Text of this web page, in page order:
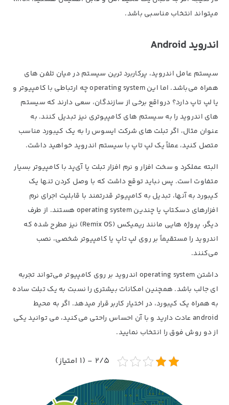
میتواند انتخاب مناسبی باشد.
اندروید Android
سیستم عامل اندروید، پرکاربرد ترین سیستم در میان تلفن های
همراه می‌باشد. اما این operating system چه ارتباطی با کامپیوتر و
یا لپ تاپ دارد؟ درواقع برخی از سازندگان، سعی دارند که سیستم
های اندروید را به سیستم های کامپیوتری نیز تبدیل کنند. به
عنوان مثال، اگر تبلت های شرکت ایسوس را به یک کیبورد مناسب
متصل کنید، عملاً یک لپ تاپ با سیستم اندروید خواهید داشت.
البته عملکرد و سخت افزار و نرم افزار تبلت یا آی‌پد با کامپیوتر بسیار
متفاوت است. پس نباید توقع داشت که با وصل کردن تنها یک
کیبورد به آنها، تبدیل به کامپیوتر قدرتمند با قابلیت اجرای نرم
افزارهای دسکتاپ یا چندین operating system هستند. از طرف
دیگر، پروژه هایی مانند ریمیکس (Remix OS) نیز مطرح شده که
اندروید را مستقیماً بر روی لپ تاپ یا کامپیوتر شخصی، نصب
می‌کنند.
داشتن operating system اندروید بر روی کامپیوتر می‌تواند تجربه
ای جالب باشد. همچنین امکانات بیشتری را نسبت به یک تبلت ساده
به همراه یک کیبورد، در اختیار کاربر قرار میدهد. اگر به محیط
android عادت دارید و با آن احساس راحتی می‌کنید، می توانید یکی
از دو روش فوق را انتخاب نمایید.
2/5 - (1 امتیاز)